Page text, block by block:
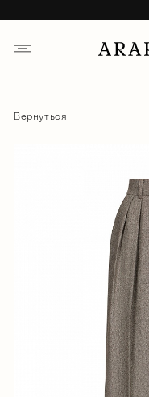
Вернуться